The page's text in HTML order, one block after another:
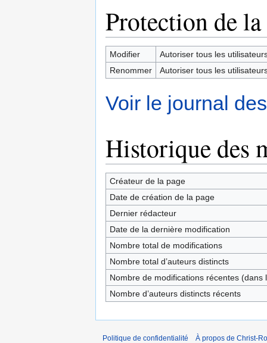
Protection de la
Modifier
Autoriser tous les
Renommer
Autoriser tous les
Voir le journal
Historique des
Créateur de la page
Date de création de la page
Dernier rédacteur
Date de la dernière modification
Nombre total de modifications
Nombre total d’auteurs distincts
Nombre de modifications récentes (dans
Nombre d’auteurs distincts récents
Politique de confidentialité À propos de Christ-